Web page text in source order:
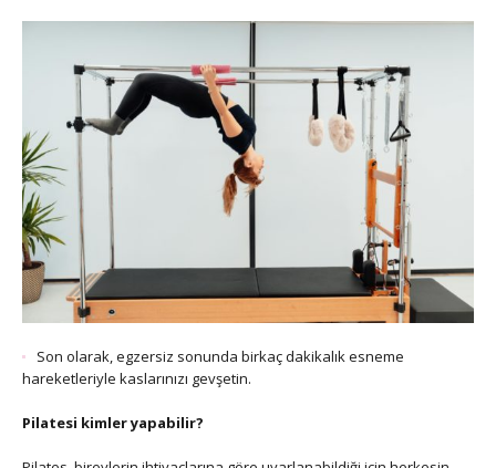
Son olarak, egzersiz sonunda birkaç dakikalık esneme
hareketleriyle kaslarınızı gevşetin.
Pilatesi kimler yapabilir?